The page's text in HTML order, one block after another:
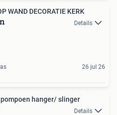
WAND DECORATIE KERK
Details
26 jul 26
hanger/ slinger
Details